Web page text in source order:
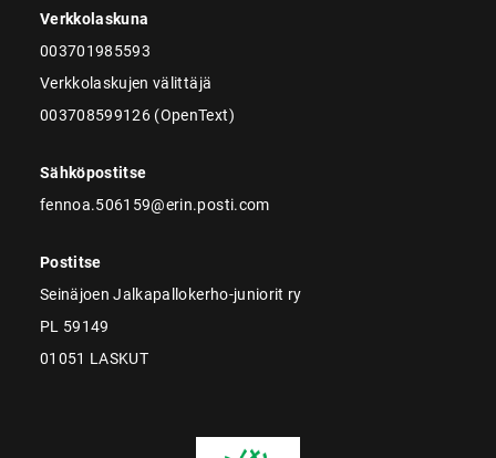
Verkkolaskuna
003701985593
Verkkolaskujen välittäjä
003708599126 (OpenText)
Sähköpostitse
fennoa.506159@erin.posti.com
Postitse
Seinäjoen Jalkapallokerho-juniorit ry
PL 59149
01051 LASKUT